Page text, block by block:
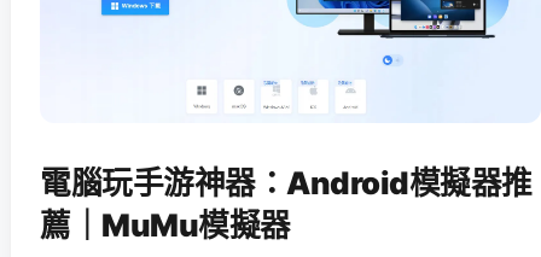
電腦玩手游神器：Android模擬器推
薦｜MuMu模擬器